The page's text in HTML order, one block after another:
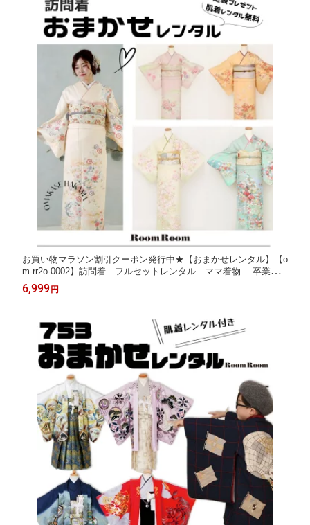
お買い物マラソン割引クーポン発行中★【おまかせレンタル】【o
m-rr2o-0002】訪問着 フルセットレンタル ママ着物 卒業
式 卒園式 結婚式 入学式 入園式 礼装用 [送料無料][4泊
5日]
6,999 円